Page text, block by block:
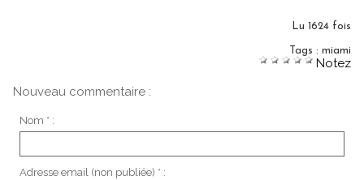
Lu 1624 fois
Tags : miami
Notez
Nouveau commentaire :
Nom * :
Adresse email (non publiée) * :